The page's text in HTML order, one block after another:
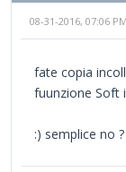
08-31-2016, 07:06 PM
fate copia
fuunzione Soft
:) semplice no ?